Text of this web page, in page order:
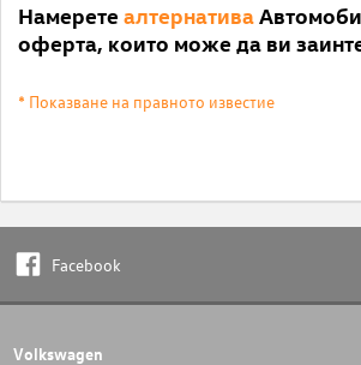
Намерете алтернатива
оферта, които може да ви
* Показване на правното известие
Facebook
Volkswagen